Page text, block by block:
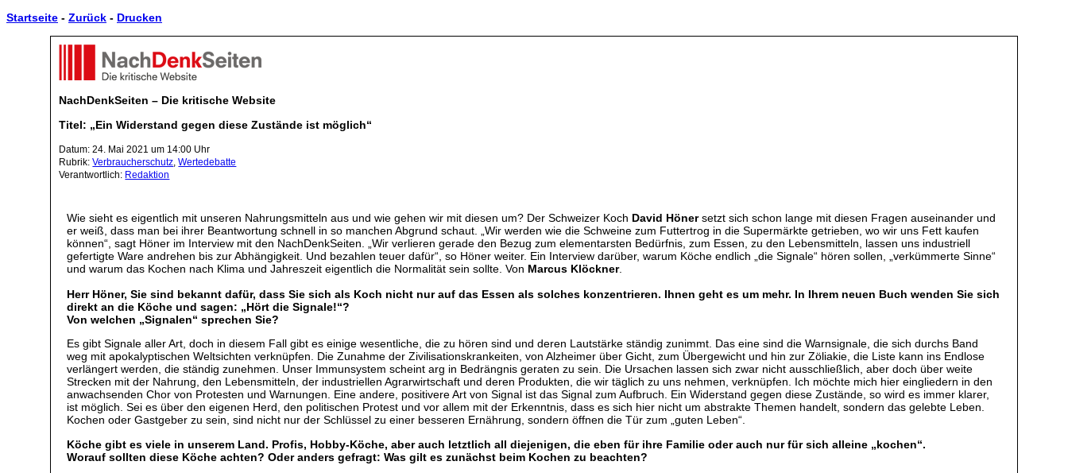
Startseite - Zurück - Drucken
NachDenkSeiten – Die kritische Website
Titel: „Ein Widerstand gegen diese Zustände ist möglich“
Datum: 24. Mai 2021 um 14:00 Uhr
Rubrik:Verbraucherschutz,Wertedebatte
Verantwortlich: Redaktion
Wie sieht es eigentlich mit unseren Nahrungsmitteln aus und wie gehen wir mit diesen um? Der Schweizer Koch David Hönersetzt sich schon lange mit diesen Fragen auseinander und
er weiß, dass man bei ihrer Beantwortung schnell in so manchen Abgrund schaut. „Wir werden wie die Schweine zum Futtertrog in die Supermärkte getrieben, wo wir uns Fett kaufen
können“, sagt Höner im Interview mit den NachDenkSeiten. „Wir verlieren gerade den Bezug zum elementarsten Bedürfnis, zum Essen, zu den Lebensmitteln, lassen uns industriell
gefertigte Ware andrehen bis zur Abhängigkeit. Und bezahlen teuer dafür“, so Höner weiter. Ein Interview darüber, warum Köche endlich „die Signale“ hören sollen, „verkümmerte Sinne“
und warum das Kochen nach Klima und Jahreszeit eigentlich die Normalität sein sollte. Von Marcus Klöckner.
Herr Höner, Sie sind bekannt dafür, dass Sie sich als Koch nicht nur auf das Essen als solches konzentrieren. Ihnen geht es um mehr. In Ihrem neuen Buch wenden Sie sich
direkt an die Köche und sagen: „Hört die Signale!“?
Von welchen „Signalen“ sprechen Sie?
Es gibt Signale aller Art, doch in diesem Fall gibt es einige wesentliche, die zu hören sind und deren Lautstärke ständig zunimmt. Das eine sind die Warnsignale, die sich durchs Band
weg mit apokalyptischen Weltsichten verknüpfen. Die Zunahme der Zivilisationskrankeiten, von Alzheimer über Gicht, zum Übergewicht und hin zur Zöliakie, die Liste kann ins Endlose
verlängert werden, die ständig zunehmen. Unser Immunsystem scheint arg in Bedrängnis geraten zu sein. Die Ursachen lassen sich zwar nicht ausschließlich, aber doch über weite
Strecken mit der Nahrung, den Lebensmitteln, der industriellen Agrarwirtschaft und deren Produkten, die wir täglich zu uns nehmen, verknüpfen. Ich möchte mich hier eingliedern in den
anwachsenden Chor von Protesten und Warnungen. Eine andere, positivere Art von Signal ist das Signal zum Aufbruch. Ein Widerstand gegen diese Zustände, so wird es immer klarer,
ist möglich. Sei es über den eigenen Herd, den politischen Protest und vor allem mit der Erkenntnis, dass es sich hier nicht um abstrakte Themen handelt, sondern das gelebte Leben.
Kochen oder Gastgeber zu sein, sind nicht nur der Schlüssel zu einer besseren Ernährung, sondern öffnen die Tür zum „guten Leben“.
Köche gibt es viele in unserem Land. Profis, Hobby-Köche, aber auch letztlich all diejenigen, die eben für ihre Familie oder auch nur für sich alleine „kochen“.
Worauf sollten diese Köche achten? Oder anders gefragt: Was gilt es zunächst beim Kochen zu beachten?